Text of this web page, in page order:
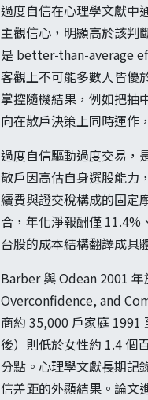
過度自信在心理學文獻中
主觀信心，明顯高於該判
是 better-than-average
客觀上不可能多數人皆
掌控隨機結果，例如把抽
向在散戶決策上同時運作
過度自信驅動過度交易，
散戶因高估自身選股能力
續費與證交稅構成的固定
合，年化淨報酬僅 11.4%
台股的成本結構翻譯成具
Barber 與 Odean 2001
Overconfidence, and
商約 35,000 戶家庭 1991
後）則低於女性約 1.4 個
分點。心理學文獻長期記
信差距的外顯結果。論文